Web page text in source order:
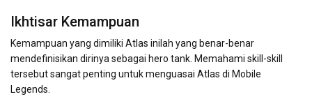
Ikhtisar Kemampuan
Kemampuan yang dimiliki Atlas inilah yang benar-benar
mendefinisikan dirinya sebagai hero tank. Memahami skill-skill
tersebut sangat penting untuk menguasai Atlas di Mobile
Legends.